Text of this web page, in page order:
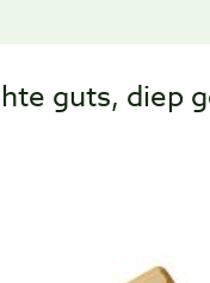
guts, diep